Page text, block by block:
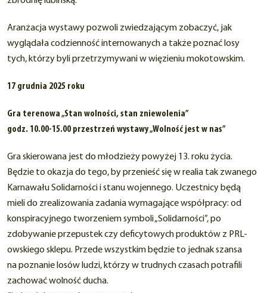
Aranżacja wystawy pozwoli zwiedzającym zobaczyć, jak
wyglądała codzienność internowanych a także poznać losy
tych, którzy byli przetrzymywani w więzieniu mokotowskim.
17 grudnia 2025 roku
Gra terenowa „Stan wolności, stan zniewolenia”
godz. 10.00-15.00 przestrzeń wystawy „Wolność jest w nas”
Gra skierowana jest do młodzieży powyżej 13. roku życia.
Będzie to okazja do tego, by przenieść się w realia tak zwanego
Karnawału Solidarności i stanu wojennego. Uczestnicy będą
mieli do zrealizowania zadania wymagające współpracy: od
konspiracyjnego tworzeniem symboli „Solidarności”, po
zdobywanie przepustek czy deficytowych produktów z PRL-
owskiego sklepu. Przede wszystkim będzie to jednak szansa
na poznanie losów ludzi, którzy w trudnych czasach potrafili
zachować wolność ducha.